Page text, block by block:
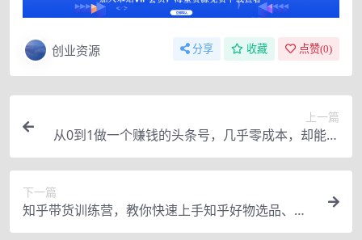
创业资源 分享 收藏 点赞(0)
上一篇
从0到1做一个赚钱的头条号，几乎零成本，却能年
赚百万的创业项目
下一篇
知乎带货训练营，教你快速上手知乎好物选品、轻
松月入1到3万